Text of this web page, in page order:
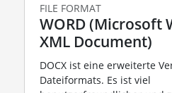
FILE FORMAT
WORD (Microsoft
XML Document)
DOCX ist eine erweiterte
Dateiformats. Es ist viel